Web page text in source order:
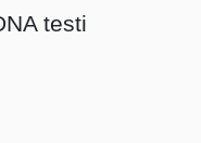
testi